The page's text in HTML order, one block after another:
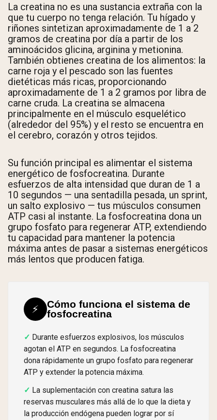
La creatina no es una sustancia extraña con la
que tu cuerpo no tenga relación. Tu hígado y
riñones sintetizan aproximadamente de 1 a 2
gramos de creatina por día a partir de los
aminoácidos glicina, arginina y metionina.
También obtienes creatina de los alimentos: la
carne roja y el pescado son las fuentes
dietéticas más ricas, proporcionando
aproximadamente de 1 a 2 gramos por libra de
carne cruda. La creatina se almacena
principalmente en el músculo esquelético
(alrededor del 95%) y el resto se encuentra en
el cerebro, corazón y otros tejidos.
Su función principal es alimentar el sistema
energético de fosfocreatina. Durante
esfuerzos de alta intensidad que duran de 1 a
10 segundos — una sentadilla pesada, un sprint,
un salto explosivo — tus músculos consumen
ATP casi al instante. La fosfocreatina dona un
grupo fosfato para regenerar ATP, extendiendo
tu capacidad para mantener la potencia
máxima antes de pasar a sistemas energéticos
más lentos que producen fatiga.
⚡
Cómo funciona el sistema de
fosfocreatina
Durante esfuerzos explosivos, los músculos
agotan el ATP en segundos. La fosfocreatina
dona rápidamente un grupo fosfato para regenerar
ATP y extender la potencia máxima.
La suplementación con creatina satura las
reservas musculares más allá de lo que la dieta y
la producción endógena pueden lograr por sí